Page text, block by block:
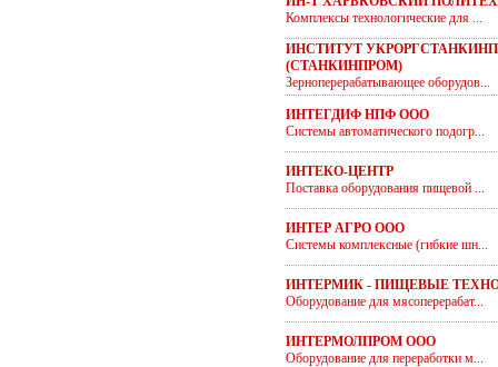
Комплексы технологические для ...
ИНСТИТУТ
(СТАНКИНПРОМ)
Зерноперерабатывающее оборудов...
ИНТЕГДИФ НПФ ООО
Системы автоматического подогр...
ИНТЕКО-ЦЕНТР
Поставка оборудования пищевой ...
ИНТЕР АГРО ООО
Системы комплексные (гибкие шн...
ИНТЕРМИК - ПИЩЕВЫЕ
Оборудование для мясоперерабат...
ИНТЕРМОЛПРОМ ООО
Оборудование для переработки м...